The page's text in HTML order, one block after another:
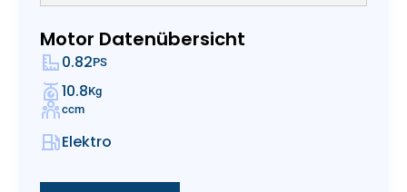
Motor Datenübersicht
0.82PS
10.8Kg
ccm
Elektro